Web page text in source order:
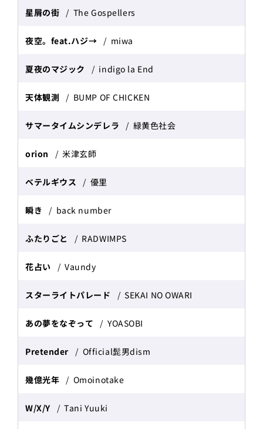
星屑の街 The Gospellers
夜空。feat.ハジ→ miwa
夏夜のマジック indigo la End
天体観測 BUMP OF CHICKEN
サマータイムシンデレラ 緑黄色社会
orion 米津玄師
ベテルギウス 優里
瞬き back number
ふたりごと RADWIMPS
花占い Vaundy
スターライトパレード SEKAI NO OWARI
あの夢をなぞって YOASOBI
Pretender Official髭男dism
幾億光年 Omoinotake
W/X/Y Tani Yuuki